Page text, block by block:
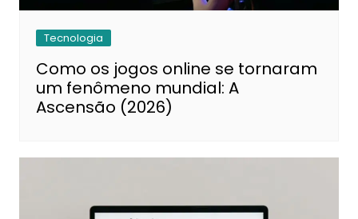
Tecnologia
Como os jogos online se tornaram
um fenômeno mundial: A
Ascensão (2026)